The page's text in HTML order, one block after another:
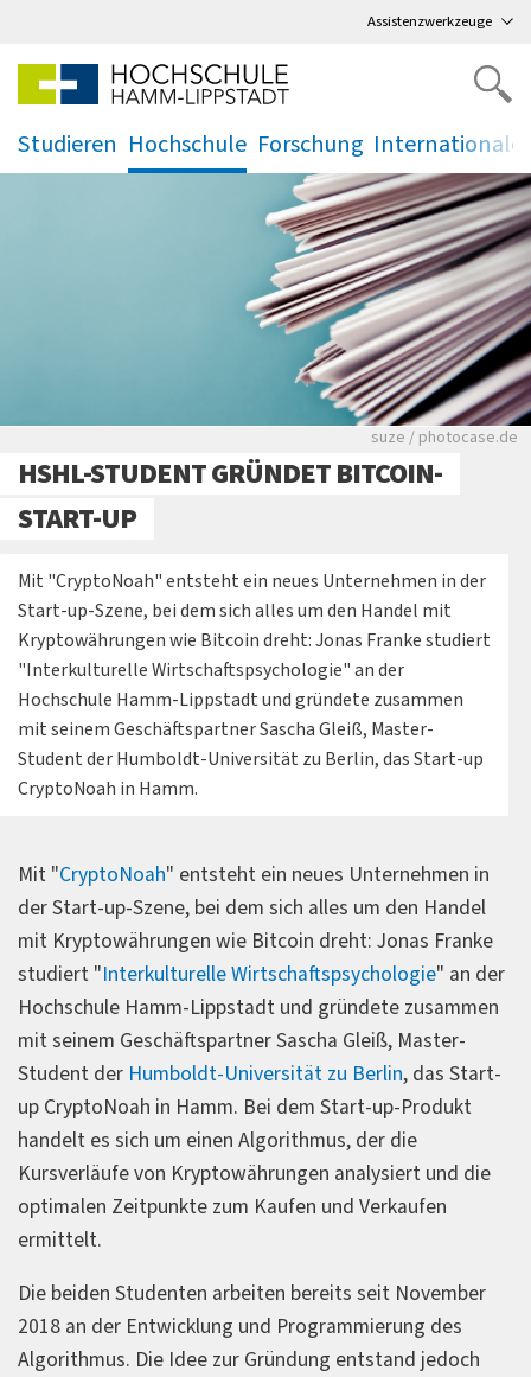
Assistenzwerkzeuge
Studieren
.
Hochschule
.
Forschung
. .
Viele Zeitungen.
suze / photocase.de
HSHL-STUDENT GRÜNDET BITCOIN-
START-UP
Mit "CryptoNoah" entsteht ein neues Unternehmen in der
Start-up-Szene, bei dem sich alles um den Handel mit
Kryptowährungen wie Bitcoin dreht: Jonas Franke studiert
"Interkulturelle Wirtschaftspsychologie" an der
Hochschule Hamm-Lippstadt und gründete zusammen
mit seinem Geschäftspartner Sascha Gleiß, Master-
Student der Humboldt-Universität zu Berlin, das Start-up
CryptoNoah in Hamm.
Mit "CryptoNoah" entsteht ein neues Unternehmen in
der Start-up-Szene, bei dem sich alles um den Handel
mit Kryptowährungen wie Bitcoin dreht: Jonas Franke
studiert "Interkulturelle Wirtschaftspsychologie" an der
Hochschule Hamm-Lippstadt und gründete zusammen
mit seinem Geschäftspartner Sascha Gleiß, Master-
Student der Humboldt-Universität zu Berlin, das Start-
up CryptoNoah in Hamm. Bei dem Start-up-Produkt
handelt es sich um einen Algorithmus, der die
Kursverläufe von Kryptowährungen analysiert und die
optimalen Zeitpunkte zum Kaufen und Verkaufen
ermittelt.
Die beiden Studenten arbeiten bereits seit November
2018 an der Entwicklung und Programmierung des
Algorithmus. Die Idee zur Gründung entstand jedoch